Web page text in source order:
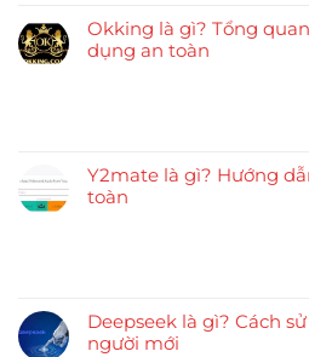
Okking là gì? Tổng
dụng an toàn
Y2mate là gì? Hướng
toàn
Deepseek là gì? Cách
người mới